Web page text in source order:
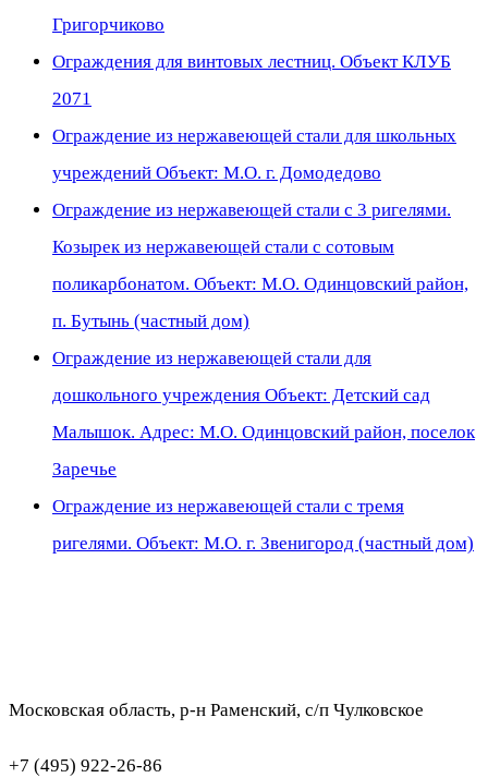
Григорчиково
Ограждения для винтовых лестниц. Объект КЛУБ
2071
Ограждение из нержавеющей стали для школьных
учреждений Объект: М.О. г. Домодедово
Ограждение из нержавеющей стали с 3 ригелями.
Козырек из нержавеющей стали с сотовым
поликарбонатом. Объект: М.О. Одинцовский район,
п. Бутынь (частный дом)
Ограждение из нержавеющей стали для
дошкольного учреждения Объект: Детский сад
Малышок. Адрес: М.О. Одинцовский район, поселок
Заречье
Ограждение из нержавеющей стали с тремя
ригелями. Объект: М.О. г. Звенигород (частный дом)
Московская область, р-н Раменский, с/п Чулковское
+7 (495) 922-26-86